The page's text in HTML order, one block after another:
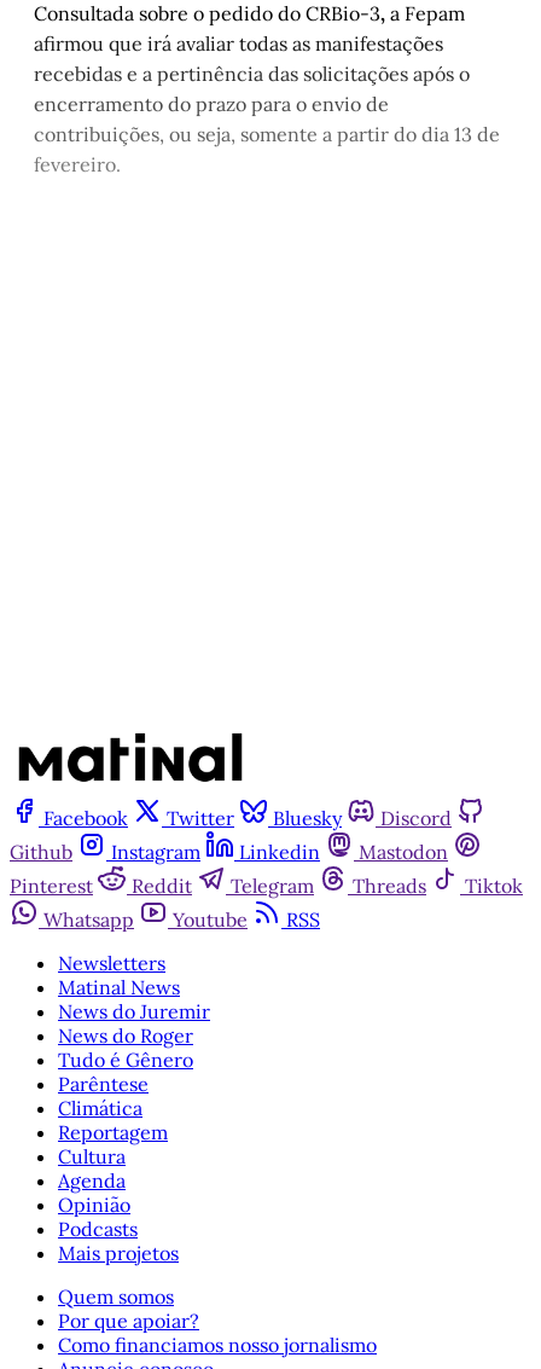
Consultada sobre o pedido do CRBio-3, a Fepam
afirmou que irá avaliar todas as manifestações
recebidas e a pertinência das solicitações após o
encerramento do prazo para o envio de
contribuições, ou seja, somente a partir do dia 13 de
fevereiro.
Facebook Twitter Bluesky
Discord
Github
Instagram Linkedin
Mastodon
Pinterest
Reddit Telegram Threads
Tiktok
Whatsapp
Youtube
RSS
Newsletters
Matinal News
News do Juremir
News do Roger
Tudo é Gênero
Parêntese
Climática
Reportagem
Cultura
Agenda
Opinião
Podcasts
Mais projetos
Quem somos
Por que apoiar?
Como financiamos nosso jornalismo